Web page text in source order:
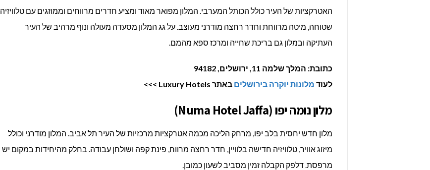
האטרקציות של העיר כולל הכותל המערבי. המלון מפואר מאוד ומציע חדרים מרווחים וממוזגים עם טלוויזיה
שטוחה, מיטה מרווחת וחדר רחצה מודרני מעוצב. על גג המלון מסעדה מעולה ונוף מרהיב של העיר
העתיקה ובמלון גם בריכת שחייה ומרכז ספא מהמם.
כתובת: המלך שלמה 11, ירושלים, 94182
לעוד מלונות יוקרה בירושלים באתר Luxury Hotels >>>
מלון נומה יפו (Numa Hotel Jaffa)
מלון חדש יחסית בלב יפו, מרחק הליכה מכמה אטרקציות מרכזיות של העיר תל אביב. המלון מודרני וכולל
מיזוג אוויר, טלוויזיה חדישה בלוויין, חדר רחצה מרווח, פינת קפה ושולחן עבודה. בחלק מהיחידות במקום יש
מרפסת. דלפק הקבלה זמין מסביב לשעון כמובן.